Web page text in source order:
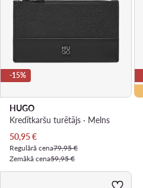
-15%
HUGO
Kredītkaršu turētājs · Melns
Pašreizējā cena
50,95€
Regulārā cena79,95 €
Zemākā cena59,95 €